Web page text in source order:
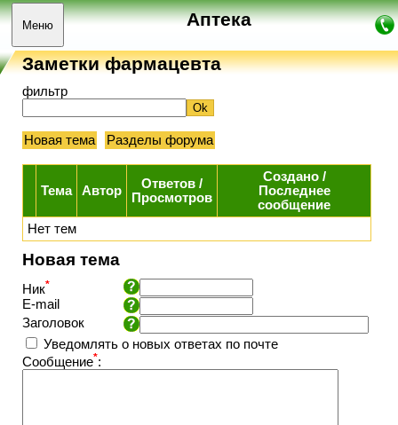
Меню Аптека
Заметки фармацевта
фильтр
Новая тема Разделы форума
Тема Автор Ответов /
Просмотров
Создано/
Последнее
сообщение
Нет тем
Новая тема
Ник*
E-mail
Заголовок
Уведомлять о новых ответах по почте
Сообщение*: